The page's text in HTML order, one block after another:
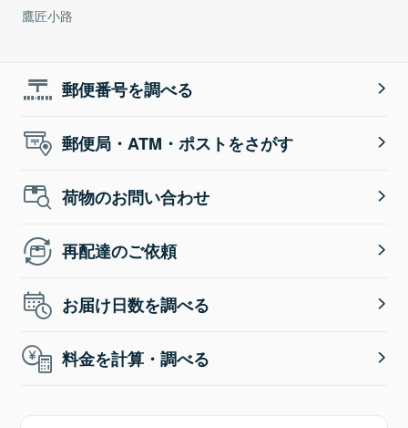
鷹匠小路
郵便番号を調べる
郵便局・ATM・ポストをさがす
荷物のお問い合わせ
再配達のご依頼
お届け日数を調べる
料金を計算・調べる